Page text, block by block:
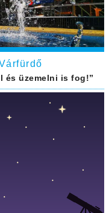
és üzemelni is fog!”